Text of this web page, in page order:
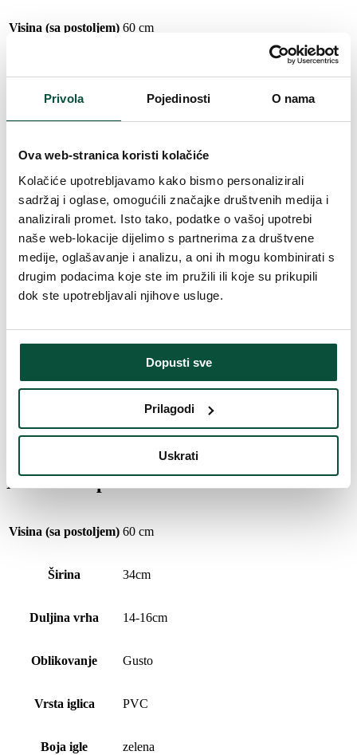
Privola Pojedinosti O nama
Ova web-stranica koristi kolačiće
Kolačiće upotrebljavamo kako bismo personalizirali
sadržaj i oglase, omogućili značajke društvenih medija i
analizirali promet. Isto tako, podatke o vašoj upotrebi
naše web-lokacije dijelimo s partnerima za društvene
medije, oglašavanje i analizu, a oni ih mogu kombinirati s
drugim podacima koje ste im pružili ili koje su prikupili
dok ste upotrebljavali njihove usluge.
Dopusti sve
Prilagodi
Uskrati
Visina (sa postoljem) 60 cm
Oblikovanje Gusto
Vrsta iglica PVC
Boja igle zelena
Broj dijelova
Vrijeme isporuke 4 dana
Božićna drvca
Najniža cijena u zadnjih 30 dana je 36
Parametri proizvoda
Visina (sa postoljem) 60 cm
Širina 34cm
Duljina vrha 14-16cm
Oblikovanje Gusto
Vrsta iglica PVC
Boja igle zelena